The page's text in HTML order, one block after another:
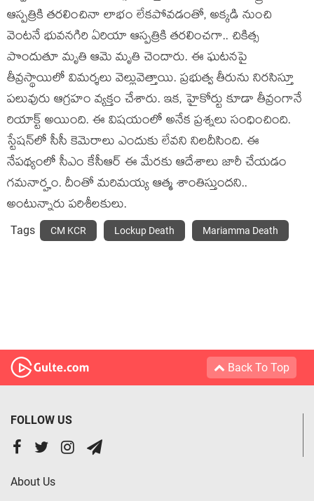
ఆస్పత్రికి తరలించినా లాభం లేకపోవడంతో, అక్కడి నుంచి
వెంటనే భువనగిరి ఏరియా ఆస్పత్రికి తరలించగా.. చికిత్స
పొందుతూ మృతి ఆమె మృతి చెందారు. ఈ ఘటనపై
తీవ్రస్థాయిలో విమర్శలు వెల్లువెత్తాయి. ప్రభుత్వ తీరును నిరసిస్తూ
పలువురు ఆగ్రహం వ్యక్తం చేశారు. ఇక‌, హైకోర్టు కూడా తీవ్రంగానే
రియాక్ట్ అయింది. ఈ విష‌యంలో అనేక ప్ర‌శ్న‌లు సంధించింది.
స్టేష‌న్‌లో సీసీ కెమెరాలు ఎందుకు లేవ‌ని నిల‌దీసింది. ఈ
నేపథ్యంలో సీఎం కేసీఆర్‌ ఈ మేరకు ఆదేశాలు జారీ చేయడం
గమనార్హం. దీంతో మ‌రిమ‌య్య ఆత్మ శాంతిస్తుంద‌ని..
అంటున్నారు ప‌రిశీల‌కులు.
Tags CM KCR Lockup Death Mariamma Death
Back To Top
FOLLOW US
About Us